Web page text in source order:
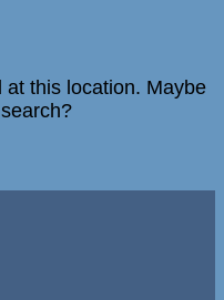
this location. Maybe